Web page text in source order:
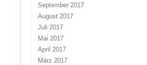
September 2017
August 2017
Juli 2017
Mai 2017
April 2017
März 2017